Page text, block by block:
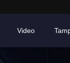
Video